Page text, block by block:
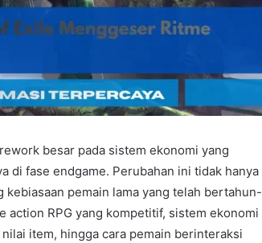
besar pada sistem ekonomi yang
di fase endgame. Perubahan ini tidak hanya
pemain lama yang telah bertahun-
action RPG yang kompetitif, sistem ekonomi
item, hingga cara pemain berinteraksi